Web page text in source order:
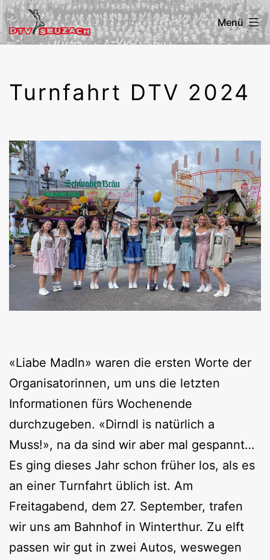
Zum
Inhalt
Menü
Turnfahrt DTV 2024
«Liabe Madln» waren die ersten Worte der
Organisatorinnen, um uns die letzten
Informationen fürs Wochenende
durchzugeben. «Dirndl is natürlich a
Muss!», na da sind wir aber mal gespannt…
Es ging dieses Jahr schon früher los, als es
an einer Turnfahrt üblich ist. Am
Freitagabend, dem 27. September, trafen
wir uns am Bahnhof in Winterthur. Zu elft
passen wir gut in zwei Autos, weswegen